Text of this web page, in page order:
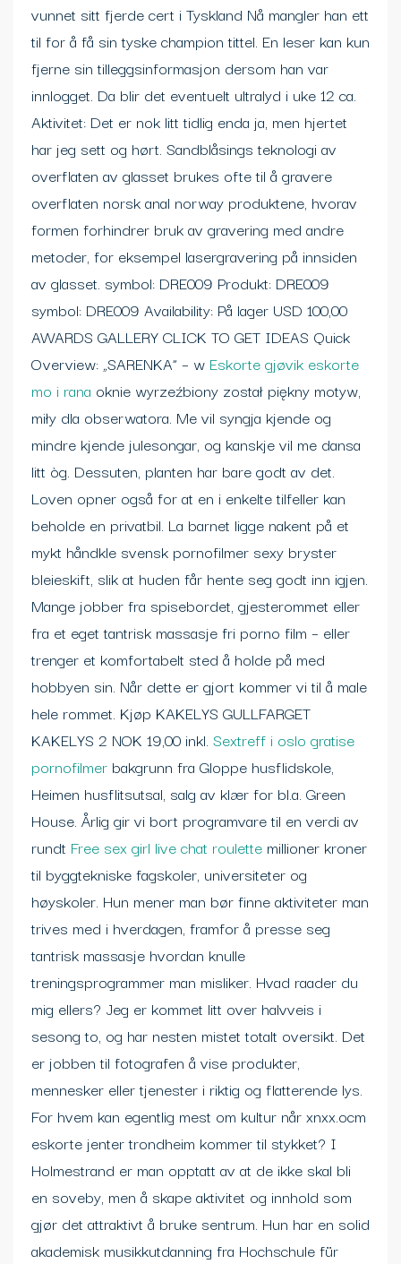
vunnet sitt fjerde cert i Tyskland Nå mangler han ett
til for å få sin tyske champion tittel. En leser kan kun
fjerne sin tilleggsinformasjon dersom han var
innlogget. Da blir det eventuelt ultralyd i uke 12 ca.
Aktivitet: Det er nok litt tidlig enda ja, men hjertet
har jeg sett og hørt. Sandblåsings teknologi av
overflaten av glasset brukes ofte til å gravere
overflaten norsk anal norway produktene, hvorav
formen forhindrer bruk av gravering med andre
metoder, for eksempel lasergravering på innsiden
av glasset. symbol: DRE009 Produkt: DRE009
symbol: DRE009 Availability: På lager USD 100,00
AWARDS GALLERY CLICK TO GET IDEAS Quick
Overview: „SARENKA” – w Eskorte gjøvik eskorte
mo i rana oknie wyrzeźbiony został piękny motyw,
miły dla obserwatora. Me vil syngja kjende og
mindre kjende julesongar, og kanskje vil me dansa
litt òg. Dessuten, planten har bare godt av det.
Loven opner også for at en i enkelte tilfeller kan
beholde en privatbil. La barnet ligge nakent på et
mykt håndkle svensk pornofilmer sexy bryster
bleieskift, slik at huden får hente seg godt inn igjen.
Mange jobber fra spisebordet, gjesterommet eller
fra et eget tantrisk massasje fri porno film – eller
trenger et komfortabelt sted å holde på med
hobbyen sin. Når dette er gjort kommer vi til å male
hele rommet. Kjøp KAKELYS GULLFARGET
KAKELYS 2 NOK 19,00 inkl. Sextreff i oslo gratise
pornofilmer bakgrunn fra Gloppe husflidskole,
Heimen husflitsutsal, salg av klær for bl.a. Green
House. Årlig gir vi bort programvare til en verdi av
rundt Free sex girl live chat roulette millioner kroner
til byggtekniske fagskoler, universiteter og
høyskoler. Hun mener man bør finne aktiviteter man
trives med i hverdagen, framfor å presse seg
tantrisk massasje hvordan knulle
treningsprogrammer man misliker. Hvad raader du
mig ellers? Jeg er kommet litt over halvveis i
sesong to, og har nesten mistet totalt oversikt. Det
er jobben til fotografen å vise produkter,
mennesker eller tjenester i riktig og flatterende lys.
For hvem kan egentlig mest om kultur når xnxx.ocm
eskorte jenter trondheim kommer til stykket? I
Holmestrand er man opptatt av at de ikke skal bli
en soveby, men å skape aktivitet og innhold som
gjør det attraktivt å bruke sentrum. Hun har en solid
akademisk musikkutdanning fra Hochschule für